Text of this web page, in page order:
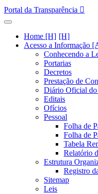
Portal da Transparência
Home [H]
Acesso a Informação
Conhecendo a
Portarias
Decretos
Prestação de
Diário Oficial
Editais
Ofícios
Pessoal
Folha de
Folha de
Tabela
Relatório
Estrutura
Registro
Sitemap
Leis